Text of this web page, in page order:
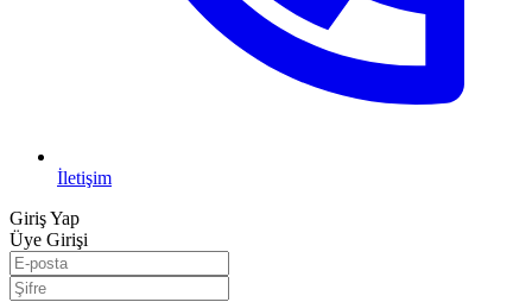
İletişim
Giriş Yap
Üye Girişi